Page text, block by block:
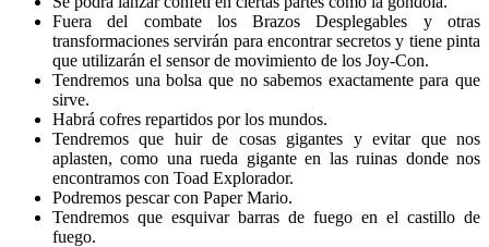
Fuera del combate los Brazos Desplegables y otras
transformaciones servirán para encontrar secretos y tiene pinta
que utilizarán el sensor de movimiento de los Joy-Con.
Tendremos una bolsa que no sabemos exactamente para que
sirve.
Habrá cofres repartidos por los mundos.
Tendremos que huir de cosas gigantes y evitar que nos
aplasten, como una rueda gigante en las ruinas donde nos
encontramos con Toad Explorador.
Podremos pescar con Paper Mario.
Tendremos que esquivar barras de fuego en el castillo de
fuego.